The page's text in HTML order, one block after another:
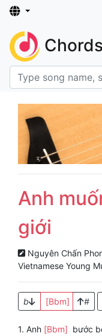
Chords
Anh
giới
Nguyên Chấn
Vietnamese Young
b [Bbm] #
1. Anh [Bbm] bước